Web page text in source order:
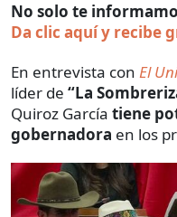
No solo te
Da clic aquí y recibe
En entrevista con El
líder de “La
Quiroz García tiene
gobernadora en los